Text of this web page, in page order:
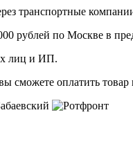
транспортные
рублей по Москве в
лиц и ИП.
сможете оплатить товар